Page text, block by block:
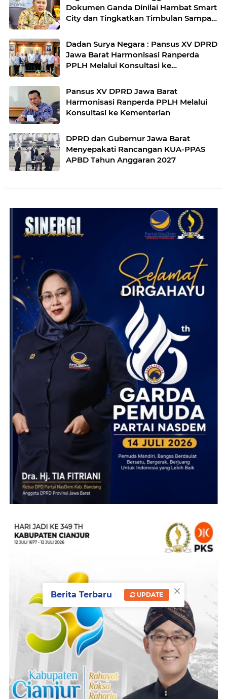
Dokumen Ganda Dinilai Hambat Smart
City dan Tingkatkan Timbulan Sampah
Dadan Surya Negara : Pansus XV DPRD
Jawa Barat Harmonisasi Ranperda
PPLH Melalui Konsultasi ke
Pansus XV DPRD Jawa Barat
Harmonisasi Ranperda PPLH Melalui
Konsultasi ke Kementerian
DPRD dan Gubernur Jawa Barat
Menyepakati Rancangan KUA-PPAS
APBD Tahun Anggaran 2027
×
Berita Terbaru UPDATE